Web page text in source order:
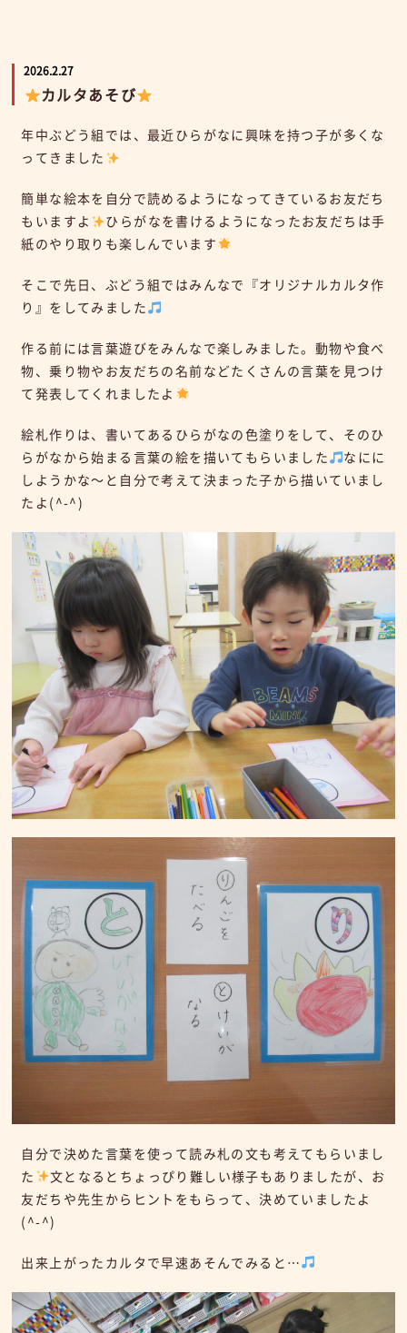
2026.2.27
カルタあそび
年中ぶどう組では、最近ひらがなに興味を持つ子が多くな
ってきました
簡単な絵本を自分で読めるようになってきているお友だち
もいますよ
ひらがなを書けるようになったお友だちは手
紙のやり取りも楽しんでいます
そこで先日、ぶどう組ではみんなで『オリジナルカルタ作
り』をしてみました
作る前には言葉遊びをみんなで楽しみました。動物や食べ
物、乗り物やお友だちの名前などたくさんの言葉を見つけ
て発表してくれましたよ
絵札作りは、書いてあるひらがなの色塗りをして、そのひ
らがなから始まる言葉の絵を描いてもらいました
なにに
しようかな～と自分で考えて決まった子から描いていまし
たよ(^-^)
自分で決めた言葉を使って読み札の文も考えてもらいまし
た
文となるとちょっぴり難しい様子もありましたが、お
友だちや先生からヒントをもらって、決めていましたよ
(^-^)
出来上がったカルタで早速あそんでみると…